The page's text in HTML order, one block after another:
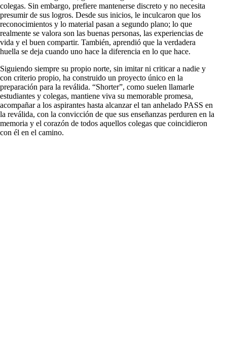
colegas. Sin embargo, prefiere mantenerse discreto y no necesita
presumir de sus logros. Desde sus inicios, le inculcaron que los
reconocimientos y lo material pasan a segundo plano; lo que
realmente se valora son las buenas personas, las experiencias de
vida y el buen compartir. También, aprendió que la verdadera
huella se deja cuando uno hace la diferencia en lo que hace.
Siguiendo siempre su propio norte, sin imitar ni criticar a nadie y
con criterio propio, ha construido un proyecto único en la
preparación para la reválida. “Shorter”, como suelen llamarle
estudiantes y colegas, mantiene viva su memorable promesa,
acompañar a los aspirantes hasta alcanzar el tan anhelado PASS en
la reválida, con la convicción de que sus enseñanzas perduren en la
memoria y el corazón de todos aquellos colegas que coincidieron
con él en el camino.